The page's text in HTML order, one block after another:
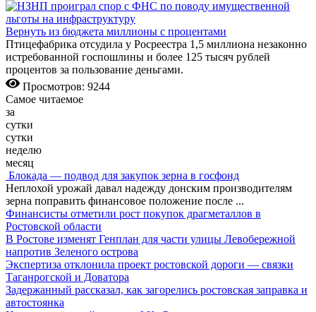
Вернуть из бюджета миллионы с процентами
Птицефабрика отсудила у Росреестра 1,5 миллиона незаконно
истребованной госпошлины и более 125 тысяч рублей
процентов за пользование деньгами.
Просмотров: 9244
Самое читаемое
за
сутки
сутки
неделю
месяц
Блокада — подвод для закупок зерна в госфонд
Неплохой урожай давал надежду донским производителям
зерна поправить финансовое положение после ...
Финансисты отметили рост покупок драгметаллов в
Ростовской области
В Ростове изменят Генплан для части улицы Левобережной
напротив Зеленого острова
Экспертиза отклонила проект ростовской дороги — связки
Таганрогской и Доватора
Задержанный рассказал, как загорелись ростовская заправка и
автостоянка